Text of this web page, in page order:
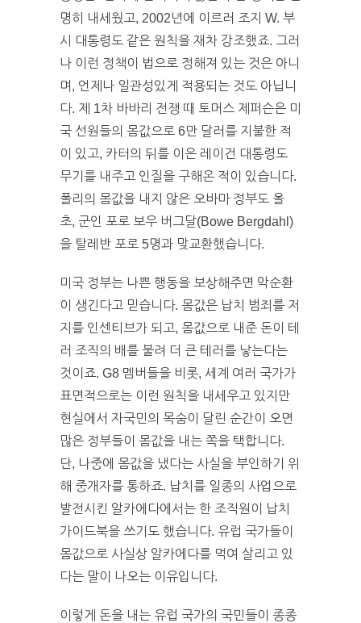
명히 내세웠고, 2002년에 이르러 조지 W. 부
시 대통령도 같은 원칙을 재차 강조했죠. 그러
나 이런 정책이 법으로 정해져 있는 것은 아니
며, 언제나 일관성있게 적용되는 것도 아닙니
다. 제 1차 바바리 전쟁 때 토머스 제퍼슨은 미
국 선원들의 몸값으로 6만 달러를 지불한 적
이 있고, 카터의 뒤를 이은 레이건 대통령도
무기를 내주고 인질을 구해온 적이 있습니다.
폴리의 몸값을 내지 않은 오바마 정부도 올
초, 군인 포로 보우 버그달(Bowe Bergdahl)
을 탈레반 포로 5명과 맞교환했습니다.
미국 정부는 나쁜 행동을 보상해주면 악순환
이 생긴다고 믿습니다. 몸값은 납치 범죄를 저
지를 인센티브가 되고, 몸값으로 내준 돈이 테
러 조직의 배를 불려 더 큰 테러를 낳는다는
것이죠. G8 멤버들을 비롯, 세계 여러 국가가
표면적으로는 이런 원칙을 내세우고 있지만
현실에서 자국민의 목숨이 달린 순간이 오면
많은 정부들이 몸값을 내는 쪽을 택합니다.
단, 나중에 몸값을 냈다는 사실을 부인하기 위
해 중개자를 통하죠. 납치를 일종의 사업으로
발전시킨 알카에다에서는 한 조직원이 납치
가이드북을 쓰기도 했습니다. 유럽 국가들이
몸값으로 사실상 알카에다를 먹여 살리고 있
다는 말이 나오는 이유입니다.
이렇게 돈을 내는 유럽 국가의 국민들이 종종